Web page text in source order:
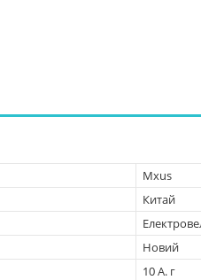
Mxus
Китай
Новий
10 А. г